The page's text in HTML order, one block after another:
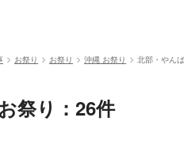
お祭り お祭り 沖縄 お祭り 北部・やん
祭り：26件